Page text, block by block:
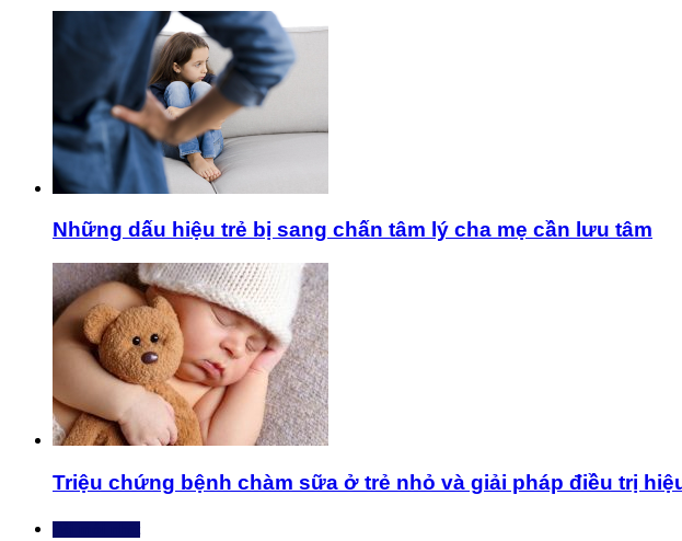
Những dấu hiệu trẻ bị sang chấn tâm lý cha mẹ cần lưu tâm
Triệu chứng bệnh chàm sữa ở trẻ nhỏ và giải pháp điều trị